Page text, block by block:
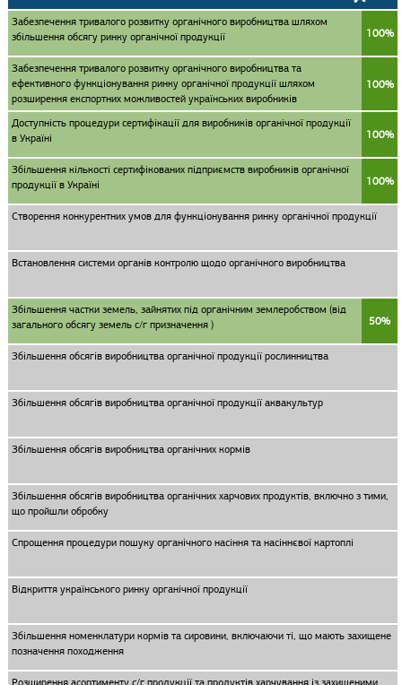
Забезпечення тривалого розвитку органічного виробництва шляхом
збільшення обсягу ринку органічної продукції
100%
Забезпечення тривалого розвитку органічного виробництва та
ефективного функціонування ринку органічної продукції шляхом
розширення експортних можливостей українських виробників
100%
Доступність процедури сертифікації для виробників органічної продукції
в Україні
100%
Збільшення кількості сертифікованих підприємств виробників органічної
продукції в Україні
100%
Створення конкурентних умов для функціонування ринку органічної продукції
Встановлення системи органів контролю щодо органічного виробництва
Збільшення частки земель, зайнятих під органічним землеробством (від
загального обсягу земель с/г призначення )
50%
Збільшення обсягів виробництва органічної продукції рослинництва
Збільшення обсягів виробництва органічної продукції аквакультур
Збільшення обсягів виробництва органічних кормів
Збільшення обсягів виробництва органічних харчових продуктів, включно з тими,
що пройшли обробку
Спрощення процедури пошуку органічного насіння та насіннєвої картоплі
Відкриття українського ринку органічної продукції
Збільшення номенклатури кормів та сировини, включаючи ті, що мають захищене
позначення походження